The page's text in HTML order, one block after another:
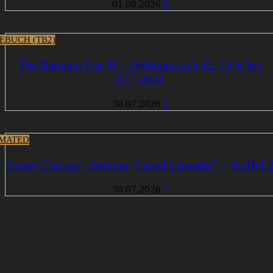
01.08.2026 0
(TB2)
The Batman: Part II – Drehtagebuch #2: 15.6. bis
27.7.2026
30.07.2026 3
Erster Clip aus „Batman: Caped Crusader“ – Staffel 2
30.07.2026 7